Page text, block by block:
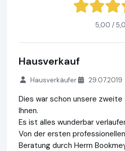
5,00 /
Hausverkauf
Hausverkäufer 29.07.2019
Dies war schon unsere
Ihnen.
Es ist alles wunderbar
Von der ersten
Beratung durch Herrn